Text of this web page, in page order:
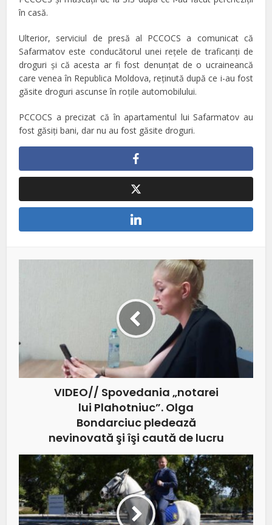
în casă.
Ulterior, serviciul de presă al PCCOCS a comunicat că
Safarmatov este conducătorul unei reţele de traficanţi de
droguri şi că acesta ar fi fost denunţat de o ucraineancă
care venea în Republica Moldova, reţinută după ce i-au fost
găsite droguri ascunse în roţile automobilului.
PCCOCS a precizat că în apartamentul lui Safarmatov au
fost găsiţi bani, dar nu au fost găsite droguri.
VIDEO// Spovedania „notarei
lui Plahotniuc”. Olga
Bondarciuc pledează
nevinovată şi îşi caută de lucru